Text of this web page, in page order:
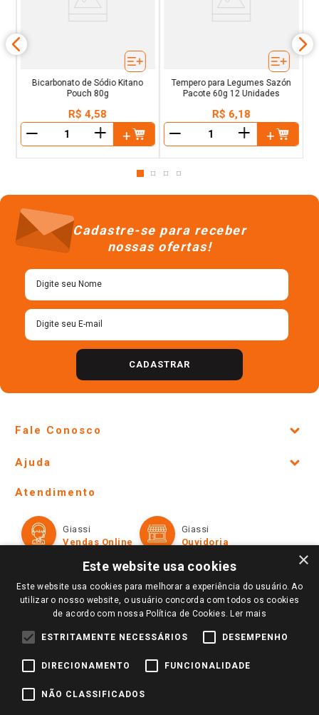
Bicarbonato de Sódio Kitano
Pouch 80g
R$ 4,58
＋
Tempero para Legumes Sazón
Pacote 60g 12 Unidades
R$ 6,18
＋
Cadastre-se para receber
nossas ofertas!
CADASTRAR
Fale Conosco
Lojas Físicas e Horários
Ofertas
Televendas
Perguntas frequentes
Trabalhe Conosco
Identidade Visual
Ajuda
Formas de Pagamento
Políticas de entrega
Trocas e Devoluções
Atendimento
Giassi
Vendas Online
Giassi
Ouvidoria
Redes Sociais
Pagamento e Segurança
×
Este website usa cookies
Este website usa cookies para melhorar a experiência do usuário. Ao
utilizar o nosso website, o usuário concorda com todos os cookies
de acordo com nossa Política de Cookies. Ler mais
ESTRITAMENTE NECESSÁRIOS DESEMPENHO
DIRECIONAMENTO FUNCIONALIDADE
NÃO CLASSIFICADOS